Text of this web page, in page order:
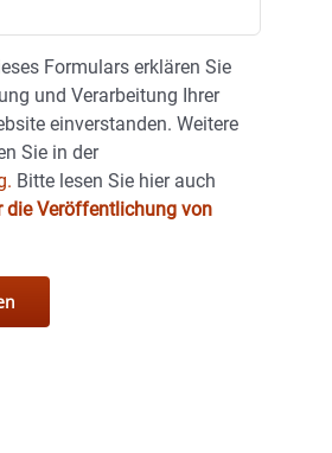
Formulars erklären Sie
und Verarbeitung Ihrer
einverstanden. Weitere
Sie in der
Bitte lesen Sie hier auch
die Veröffentlichung von